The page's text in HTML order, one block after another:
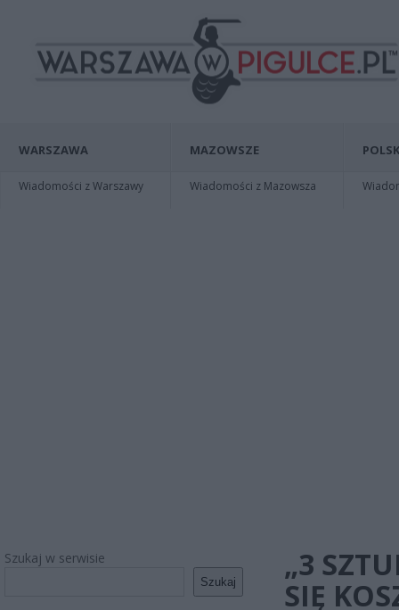
WARSZAWA
Wiadomości z Warszawy
MAZOWSZE
Wiadomości z Mazowsza
Szukaj w serwisie
Szukaj
„3
SIĘ